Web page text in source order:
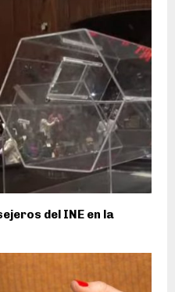
del INE en la